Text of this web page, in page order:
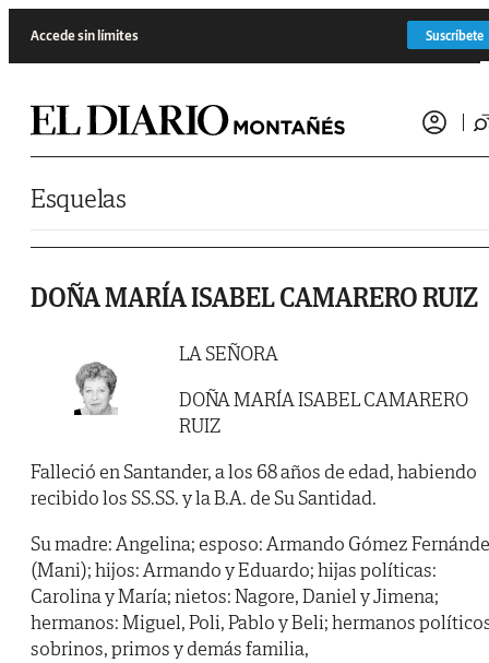
Accede sin límites Suscríbete
Esquelas
DOÑA MARÍA ISABEL CAMARERO RUIZ
LA SEÑORA
DOÑA MARÍA ISABEL CAMARERO
RUIZ
Falleció en Santander, a los 68 años de edad, habiendo
recibido los SS.SS. y la B.A. de Su Santidad.
Su madre: Angelina; esposo: Armando Gómez
(Mani); hijos: Armando y Eduardo; hijas políticas:
Carolina y María; nietos: Nagore, Daniel y Jimena;
hermanos: Miguel, Poli, Pablo y Beli; hermanos
sobrinos, primos y demás familia,